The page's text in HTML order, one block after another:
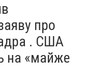
про
. США
на «майже